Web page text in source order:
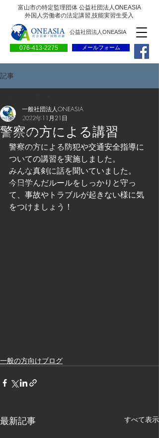
富山市の特定監理団体 公益社団法人ONEASIA
外国人労働者の法定講習,技能実習生受入
076-413-2275
公益社団法人ONEASIA
メールフォーム
記事
全ての記事
会員専用ページ
一般の方向けブログ
求人情報
求職情報
プレリリース
警察の方による講習
一般社団法人ONEASIA
2022年11月21日
警察の方による防犯や交通安全指導に
ついての講習を実施しました。
みんな真剣に話を聞いていました。
今日学んだルールをしっかりと守っ
て、事故やトラブルが起きない様に気
をつけましょう！
一般の方向けブログ
最新記事 すべて表示